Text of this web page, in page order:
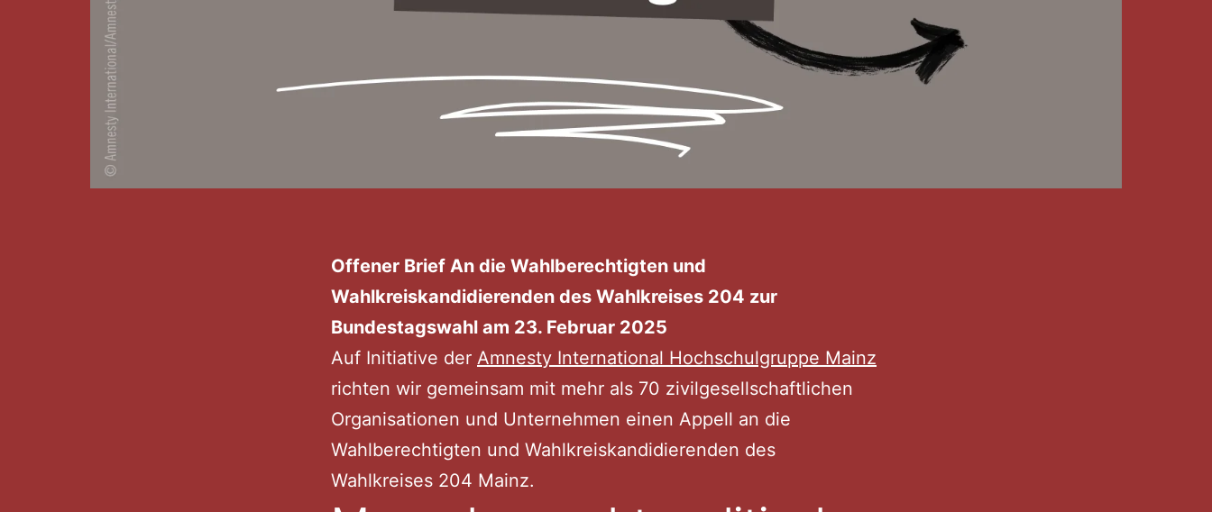
Offener Brief An die Wahlberechtigten und
Wahlkreiskandidierenden des Wahlkreises 204 zur
Bundestagswahl am 23. Februar 2025
Auf Initiative der Amnesty International Hochschulgruppe Mainz
richten wir gemeinsam mit mehr als 70 zivilgesellschaftlichen
Organisationen und Unternehmen einen Appell an die
Wahlberechtigten und Wahlkreiskandidierenden des
Wahlkreises 204 Mainz.